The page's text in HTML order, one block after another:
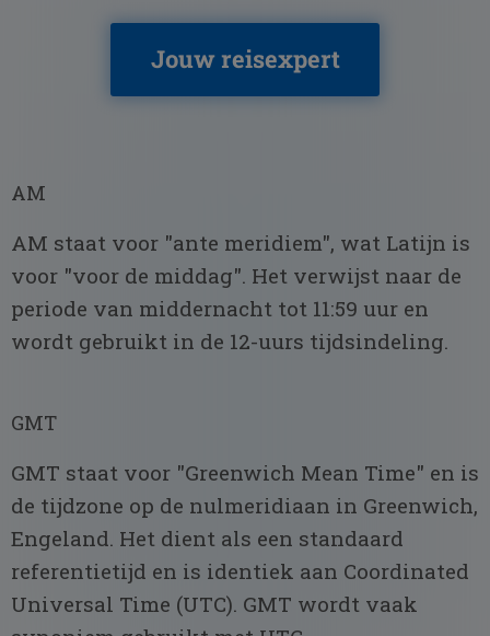
Jouw reisexpert
AM
AM staat voor "ante meridiem", wat Latijn is
voor "voor de middag". Het verwijst naar de
periode van middernacht tot 11:59 uur en
wordt gebruikt in de 12-uurs tijdsindeling.
GMT
GMT staat voor "Greenwich Mean Time" en is
de tijdzone op de nulmeridiaan in Greenwich,
Engeland. Het dient als een standaard
referentietijd en is identiek aan Coordinated
Universal Time (UTC). GMT wordt vaak